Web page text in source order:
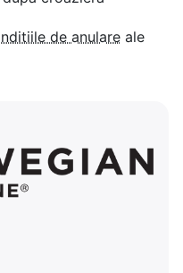
de anulare ale